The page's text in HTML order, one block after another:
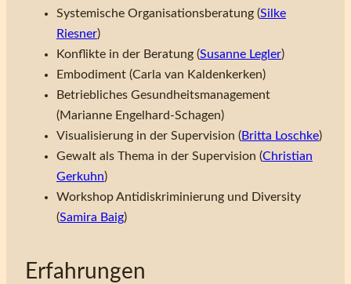
Systemische Organisationsberatung (Silke
Riesner)
Konflikte in der Beratung (Susanne Legler)
Embodiment (Carla van Kaldenkerken)
Betriebliches Gesundheitsmanagement
(Marianne Engelhard-Schagen)
Visualisierung in der Supervision (Britta Loschke)
Gewalt als Thema in der Supervision (Christian
Gerkuhn)
Workshop Antidiskriminierung und Diversity
(Samira Baig)
Erfahrungen